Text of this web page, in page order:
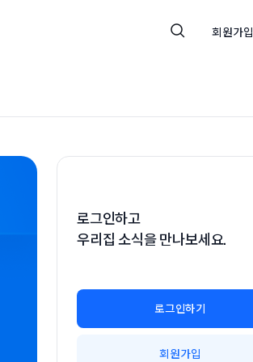
회원가입
로그인하고
우리집 소식을 만나보세요.
로그인하기
회원가입